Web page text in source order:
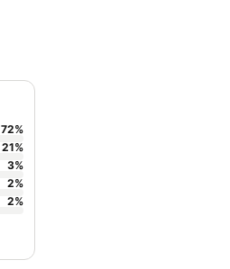
72%
21%
3%
2%
2%